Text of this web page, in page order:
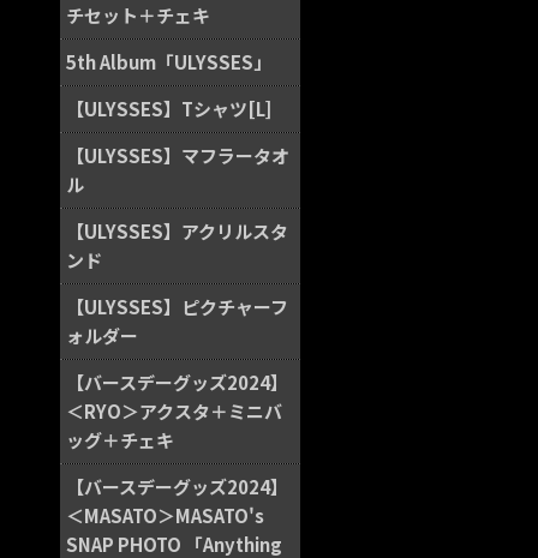
チセット＋チェキ
5th Album「ULYSSES」
【ULYSSES】Tシャツ[L]
【ULYSSES】マフラータオ
ル
【ULYSSES】アクリルスタ
ンド
【ULYSSES】ピクチャーフ
ォルダー
【バースデーグッズ2024】
＜RYO＞アクスタ＋ミニバ
ッグ＋チェキ
【バースデーグッズ2024】
＜MASATO＞MASATO's
SNAP PHOTO 「Anything